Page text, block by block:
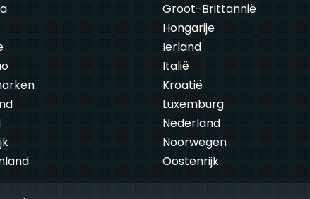
Groot-Brittannië
Hongarije
Ierland
Italië
Kroatië
Luxemburg
Nederland
Noorwegen
Oostenrijk